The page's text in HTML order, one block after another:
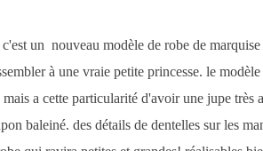
un nouveau modèle de robe de
à une vraie petite princesse. le modèle
mais a cette particularité d'avoir une jupe très
baleiné. des détails de dentelles sur les